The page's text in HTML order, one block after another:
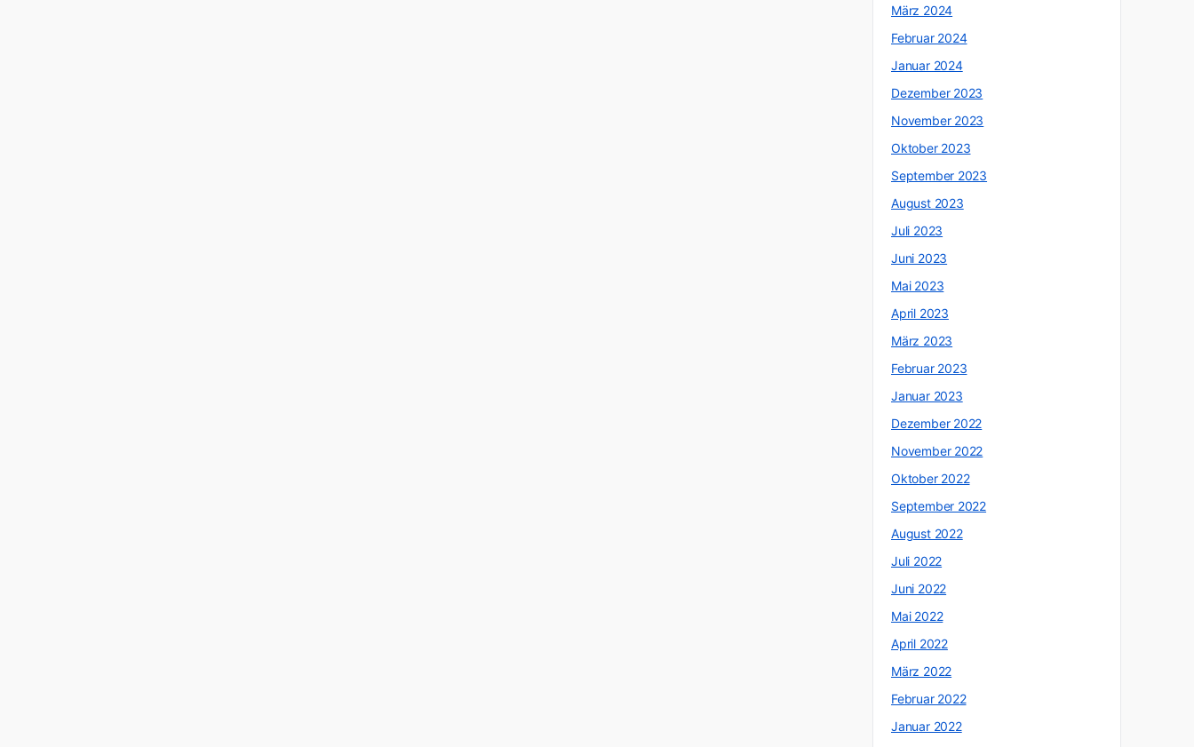
März 2024
Februar 2024
Januar 2024
Dezember 2023
November 2023
Oktober 2023
September 2023
August 2023
Juli 2023
Juni 2023
Mai 2023
April 2023
März 2023
Februar 2023
Januar 2023
Dezember 2022
November 2022
Oktober 2022
September 2022
August 2022
Juli 2022
Juni 2022
Mai 2022
April 2022
März 2022
Februar 2022
Januar 2022